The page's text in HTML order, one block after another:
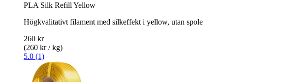
PLA Silk Refill Yellow
Högkvalitativt filament med silkeffekt i yellow, utan spole
260 kr
(260 kr / kg)
5.0 (1)